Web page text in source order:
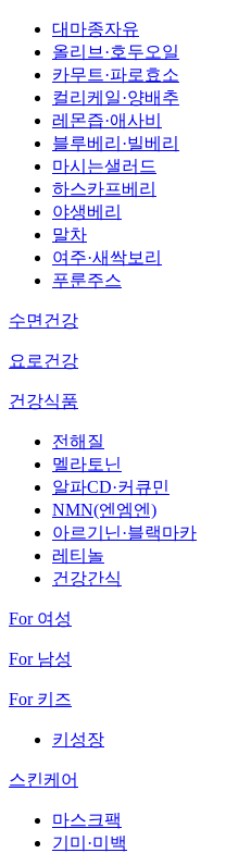
대마종자유
올리브·호두오일
카무트·파로효소
컬리케일·양배추
레몬즙·애사비
블루베리·빌베리
마시는샐러드
하스카프베리
야생베리
말차
여주·새싹보리
푸룬주스
수면건강
요로건강
건강식품
전해질
멜라토닌
알파CD·커큐민
NMN(엔엠엔)
아르기닌·블랙마카
레티놀
건강간식
For 여성
For 남성
For 키즈
키성장
스킨케어
마스크팩
기미·미백